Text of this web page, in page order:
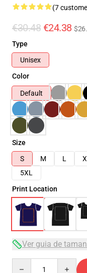
(7
€30.48 €24.38
Type
Unisex
Color
Default
Size
S
M L
5XL
Print Location
Ver guia de